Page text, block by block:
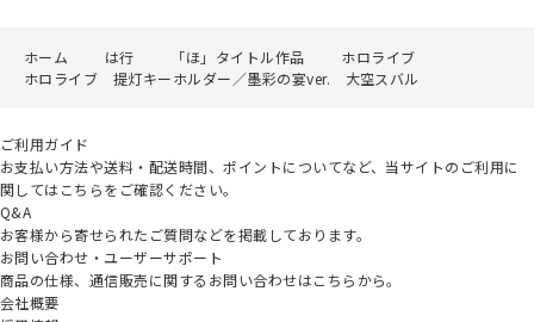
ホーム は行 「ほ」タイトル作品
ホロライブ
ホロライブ 提灯キーホルダー／墨彩の宴ver. 大空スバル
ご利用ガイド
お支払い方法や送料・配送時間、ポイントについてなど、当サイトのご利用に
関してはこちらをご確認ください。
Q&A
お客様から寄せられたご質問などを掲載しております。
お問い合わせ・ユーザーサポート
商品の仕様、通信販売に関するお問い合わせはこちらから。
会社概要